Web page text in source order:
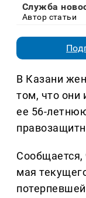
Служба
Автор статьи
В Казани
том, что они
ее 56-
Сообщается,
мая